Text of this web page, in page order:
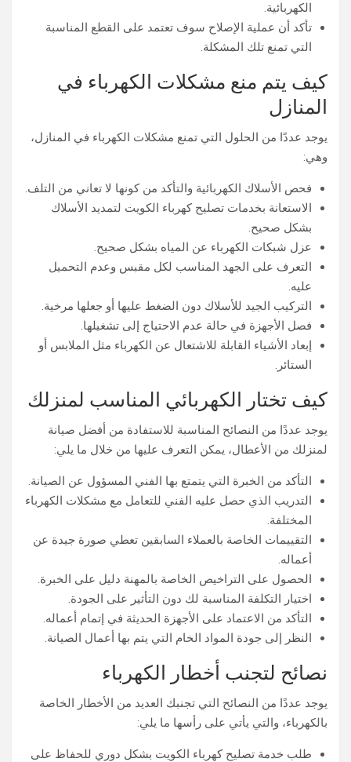
الكهربائية.
تأكد أن عملية الإصلاح سوف تعتمد على القطع المناسبة
التي تمنع تلك المشكلة.
كيف يتم منع مشكلات الكهرباء في
المنازل
يوجد عددًا من الحلول التي تمنع مشكلات الكهرباء في المنازل،
وهي:
فحص الأسلاك الكهربائية والتأكد من كونها لا تعاني من التلف.
الاستعانة بخدمات تصليح كهرباء الكويت لتمديد الأسلاك
بشكل صحيح.
عزل شبكات الكهرباء عن المياه بشكل صحيح.
التعرف على الجهد المناسب لكل مقبس وعدم التحميل
عليه.
التركيب الجيد للأسلاك دون الضغط عليها أو جعلها مرخية.
فصل الأجهزة في حالة عدم الاحتياج إلى تشغيلها.
إبعاد الأشياء القابلة للاشتعال عن الكهرباء مثل الملابس أو
الستائر.
كيف تختار الكهربائي المناسب لمنزلك
يوجد عددًا من النصائح المناسبة للاستفادة من أفضل صيانة
لمنزلك من الأعطال، يمكن التعرف عليها من خلال ما يلي:
التأكد من الخبرة التي يتمتع بها الفني المسؤول عن الصيانة.
التدريب الذي حصل عليه الفني للتعامل مع مشكلات الكهرباء
المختلفة.
التقييمات الخاصة بالعملاء السابقين تعطي صورة جيدة عن
أعماله.
الحصول على التراخيص الخاصة بالمهنة دليل على الخبرة.
اختيار التكلفة المناسبة لك دون التأثير على الجودة.
التأكد من الاعتماد على الأجهزة الحديثة في إتمام أعماله.
النظر إلى جودة المواد الخام التي يتم بها أعمال الصيانة.
نصائح لتجنب أخطار الكهرباء
يوجد عددًا من النصائح التي تجنبك العديد من الأخطار الخاصة
بالكهرباء، والتي يأتي على رأسها ما يلي:
طلب خدمة تصليح كهرباء الكويت بشكل دوري للحفاظ على